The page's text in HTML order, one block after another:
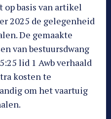
op basis van artikel
2025 de gelegenheid
De gemaakte
van bestuursdwang
lid 1 Awb verhaald
kosten te
om het vaartuig